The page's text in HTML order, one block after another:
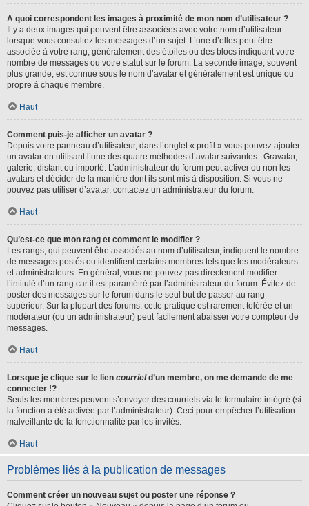
A quoi correspondent les images à proximité de mon nom d’utilisateur ?
Il y a deux images qui peuvent être associées avec votre nom d’utilisateur
lorsque vous consultez les messages d’un sujet. L’une d’elles peut être
associée à votre rang, généralement des étoiles ou des blocs indiquant votre
nombre de messages ou votre statut sur le forum. La seconde image, souvent
plus grande, est connue sous le nom d’avatar et généralement est unique ou
propre à chaque membre.
Haut
Comment puis-je afficher un avatar ?
Depuis votre panneau d’utilisateur, dans l’onglet « profil » vous pouvez ajouter
un avatar en utilisant l’une des quatre méthodes d’avatar suivantes : Gravatar,
galerie, distant ou importé. L’administrateur du forum peut activer ou non les
avatars et décider de la manière dont ils sont mis à disposition. Si vous ne
pouvez pas utiliser d’avatar, contactez un administrateur du forum.
Haut
Qu’est-ce que mon rang et comment le modifier ?
Les rangs, qui peuvent être associés au nom d’utilisateur, indiquent le nombre
de messages postés ou identifient certains membres tels que les modérateurs
et administrateurs. En général, vous ne pouvez pas directement modifier
l’intitulé d’un rang car il est paramétré par l’administrateur du forum. Évitez de
poster des messages sur le forum dans le seul but de passer au rang
supérieur. Sur la plupart des forums, cette pratique est rarement tolérée et un
modérateur (ou un administrateur) peut facilement abaisser votre compteur de
messages.
Haut
Lorsque je clique sur le lien courrield’un membre, on me demande de me
connecter !?
Seuls les membres peuvent s’envoyer des courriels via le formulaire intégré (si
la fonction a été activée par l’administrateur). Ceci pour empêcher l’utilisation
malveillante de la fonctionnalité par les invités.
Haut
Problèmes liés à la publication de messages
Comment créer un nouveau sujet ou poster une réponse ?